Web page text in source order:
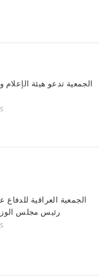
الجمعية تدعو هيئة الإعلام
الجمعية العراقية
رئيس مجلس